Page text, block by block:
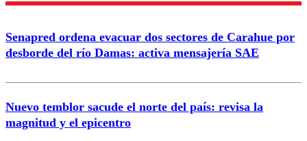
Correo
Senapred ordena evacuar dos sectores de Carahue por
desborde del río Damas: activa mensajería SAE
Nuevo temblor sacude el norte del país: revisa la
magnitud y el epicentro